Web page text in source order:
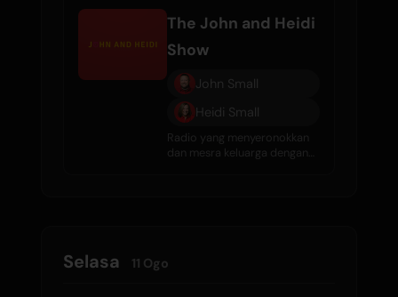
The John and Heidi
Show
John Small
Heidi Small
Radio yang menyeronokkan
dan mesra keluarga dengan
Selasa 11 Ogo